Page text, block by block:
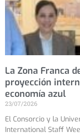
La Zona Franca
proyección
economía azul
23/07/2026
El Consorcio y la
International Staff